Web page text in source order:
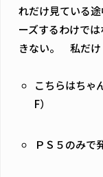
れだけ見ている
ーズするわけで
きない。 私だけ
こちらはちゃ
F）
ＰＳ５のみで